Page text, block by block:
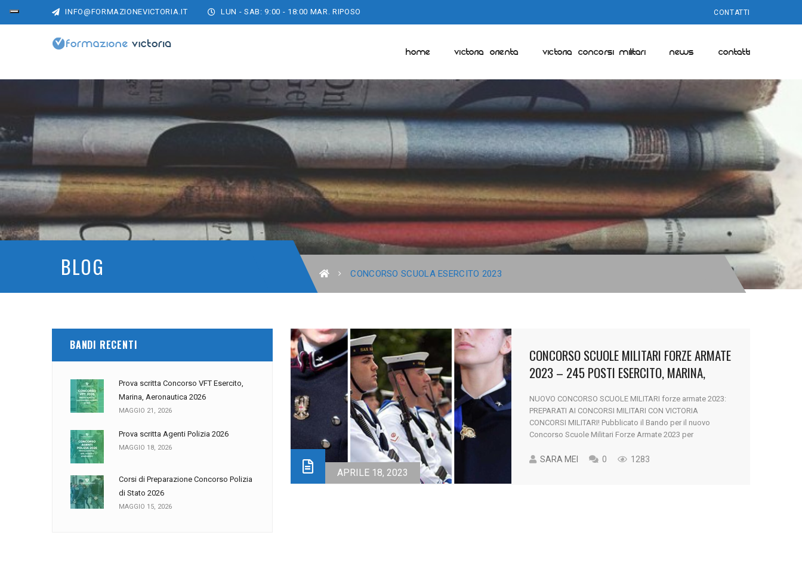
INFO@FORMAZIONEVICTORIA.IT LUN - SAB: 9:00 - 18:00 MAR. RIPOSO CONTATTI
HOME VICTORIA ORIENTA VICTORIA CONCORSI MILITARI NEWS CONTATTI
BLOG CONCORSO SCUOLA ESERCITO 2023
BANDI RECENTI
Prova scritta Concorso VFT Esercito,
Marina, Aeronautica 2026
MAGGIO 21, 2026
Prova scritta Agenti Polizia 2026
MAGGIO 18, 2026
Corsi di Preparazione Concorso Polizia
di Stato 2026
MAGGIO 15, 2026
APRILE 18, 2023
CONCORSO SCUOLE MILITARI FORZE ARMATE
2023 – 245 POSTI ESERCITO, MARINA,
NUOVO CONCORSO SCUOLE MILITARI forze armate 2023:
PREPARATI AI CONCORSI MILITARI CON VICTORIA
CONCORSI MILITARI! Pubblicato il Bando per il nuovo
Concorso Scuole Militari Forze Armate 2023 per
Marina ed Aeronautica. È possibile inoltrare la domanda
SARA MEI 0 1283